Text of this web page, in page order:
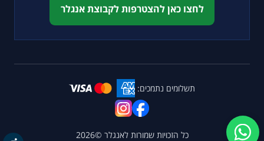
לחצו כאן להצטרפות לקבוצת אנגלר
כל הזכויות שמורות לאנגלר ©2026
תשלומים נתמכים: